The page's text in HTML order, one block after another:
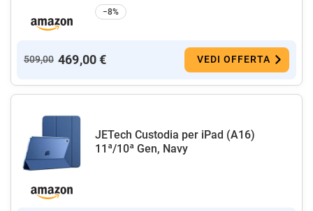
−8%
509,00 469,00 € VEDI OFFERTA
JETech Custodia per iPad (A16)
11ª/10ª Gen, Navy